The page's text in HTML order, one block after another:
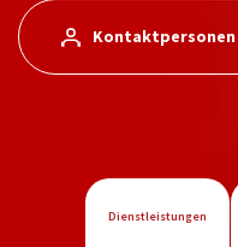
Kontaktpersonen
Dienstleistungen